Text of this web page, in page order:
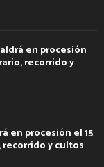
en procesión
recorrido y
en procesión el 15
y cultos